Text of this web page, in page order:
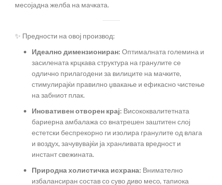
месојадна желба на мачката.
✨ Предности на овој производ:
Идеално димензиониран: Оптималната големина и
засилената крцкава структура на гранулите се
одлично прилагодени за вилиците на мачките,
стимулирајќи правилно џвакање и ефикасно чистење
на забниот плак.
Иновативен отворен крај: Висококвалитетната
бариерна амбалажа со внатрешен заштитен слој
естетски беспрекорно ги изолира гранулите од влага
и воздух, зачувувајќи ја хранливата вредност и
инстант свежината.
Природна холистичка исхрана: Внимателно
избалансиран состав со суво диво месо, тапиока